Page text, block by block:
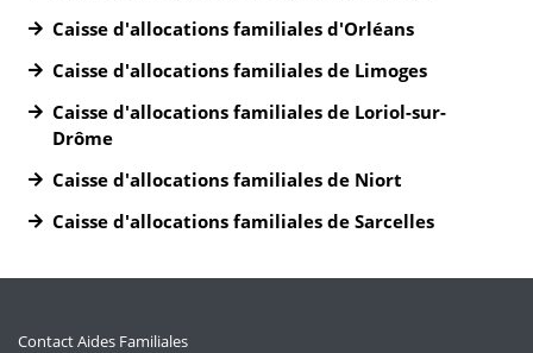
Caisse d'allocations familiales d'Orléans
Caisse d'allocations familiales de Limoges
Caisse d'allocations familiales de Loriol-sur-
Drôme
Caisse d'allocations familiales de Niort
Caisse d'allocations familiales de Sarcelles
Contact Aides Familiales